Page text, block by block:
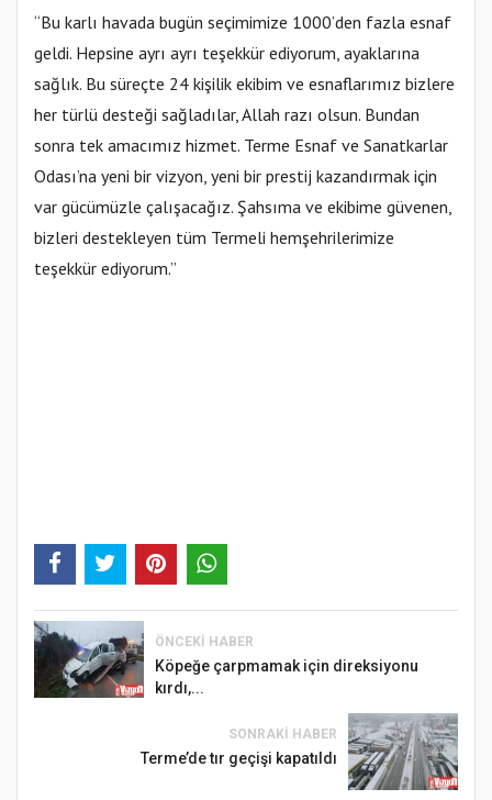
“Bu karlı havada bugün seçimimize 1000’den fazla esnaf
geldi. Hepsine ayrı ayrı teşekkür ediyorum, ayaklarına
sağlık. Bu süreçte 24 kişilik ekibim ve esnaflarımız bizlere
her türlü desteği sağladılar, Allah razı olsun. Bundan
sonra tek amacımız hizmet. Terme Esnaf ve Sanatkarlar
Odası’na yeni bir vizyon, yeni bir prestij kazandırmak için
var gücümüzle çalışacağız. Şahsıma ve ekibime güvenen,
bizleri destekleyen tüm Termeli hemşehrilerimize
teşekkür ediyorum.”
ÖNCEKI HABER
Köpeğe çarpmamak için direksiyonu
kırdı,...
SONRAKI HABER
Terme’de tır geçişi kapatıldı